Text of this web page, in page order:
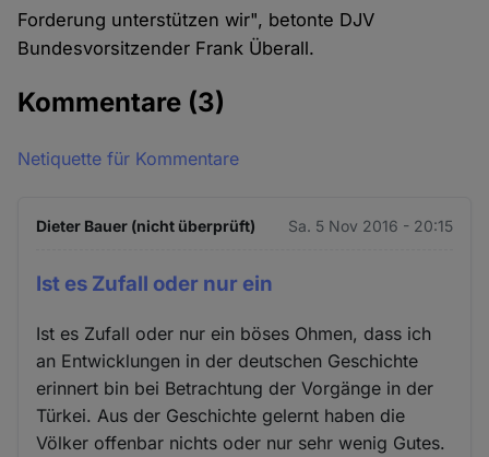
Forderung unterstützen wir", betonte DJV
Bundesvorsitzender Frank Überall.
Kommentare (3)
Netiquette für Kommentare
Dieter Bauer (nicht überprüft) Sa. 5 Nov 2016 - 20:15
Ist es Zufall oder nur ein
Ist es Zufall oder nur ein böses Ohmen, dass ich
an Entwicklungen in der deutschen Geschichte
erinnert bin bei Betrachtung der Vorgänge in der
Türkei. Aus der Geschichte gelernt haben die
Völker offenbar nichts oder nur sehr wenig Gutes.